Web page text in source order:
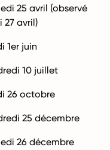
25 avril (observé
27 avril)
1er juin
10 juillet
26 octobre
25 décembre
26 décembre